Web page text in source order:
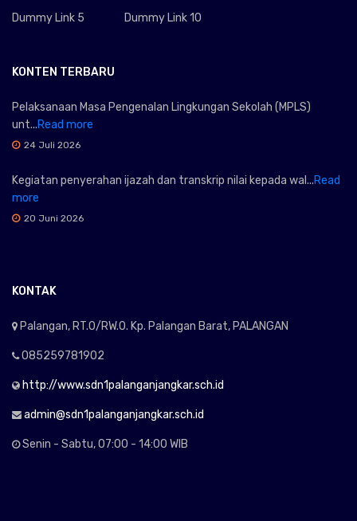
Dummy Link 5 Dummy Link 10
KONTEN TERBARU
Pelaksanaan Masa Pengenalan Lingkungan Sekolah (MPLS)
unt...Read more
24 Juli 2026
Kegiatan penyerahan ijazah dan transkrip nilai kepada wal...Read
more
20 Juni 2026
KONTAK
Palangan, RT.0/RW.0. Kp. Palangan Barat, PALANGAN
085259781902
http://www.sdn1palanganjangkar.sch.id
admin@sdn1palanganjangkar.sch.id
Senin - Sabtu, 07:00 - 14:00 WIB